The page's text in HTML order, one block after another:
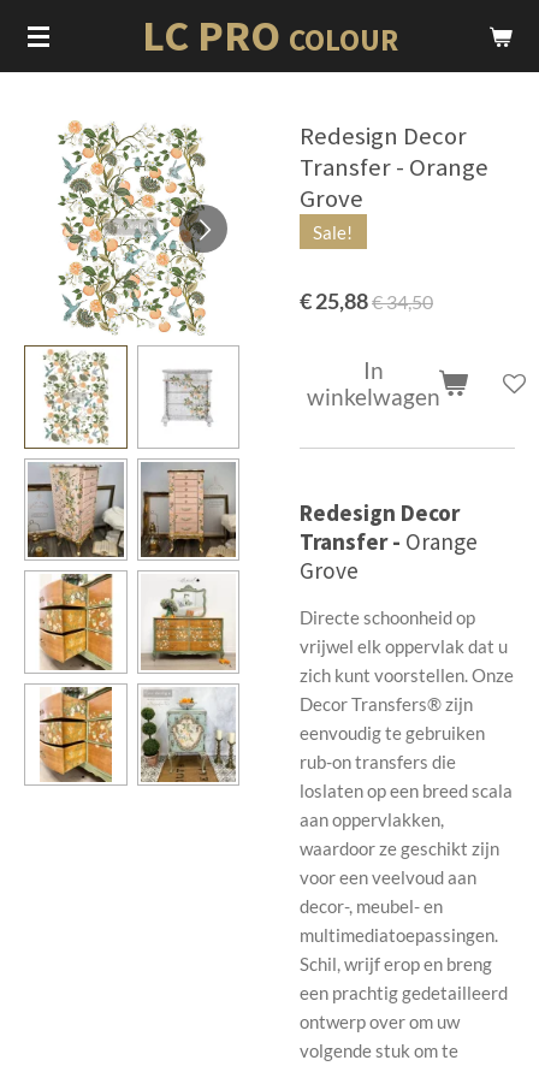
Ga
direct
hoofdinhoud
LC PRO COLOUR
Redesign Decor
Transfer - Orange
Grove
Sale!
€ 25,88€ 34,50
In
winkelwagen
Redesign Decor
Transfer - Orange
Grove
Directe schoonheid op
vrijwel elk oppervlak dat u
zich kunt voorstellen. Onze
Decor Transfers® zijn
eenvoudig te gebruiken
rub-on transfers die
loslaten op een breed scala
aan oppervlakken,
waardoor ze geschikt zijn
voor een veelvoud aan
decor-, meubel- en
multimediatoepassingen.
Schil, wrijf erop en breng
een prachtig gedetailleerd
ontwerp over om uw
volgende stuk om te